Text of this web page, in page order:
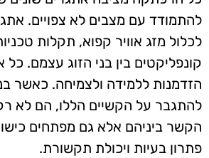
להתמודד עם מצבים לא צפויים.
לכלול מזג אוויר קפוא, תקלות
קונפליקטים בין בני הזוג עצמם.
הזדמנות ללמידה ולצמיחה. כאשר
להתגבר על הקשיים הללו, הם לא
הקשר ביניהם אלא גם מפתחים
פתרון בעיות ויכולת תקשורת.